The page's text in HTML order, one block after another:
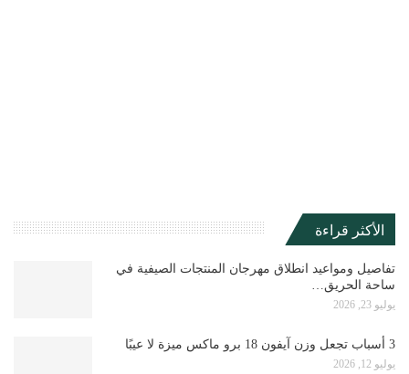
الأكثر قراءة
تفاصيل ومواعيد انطلاق مهرجان المنتجات الصيفية في
ساحة الحريق…
يوليو 23, 2026
3 أسباب تجعل وزن آيفون 18 برو ماكس ميزة لا عيبًا
يوليو 12, 2026